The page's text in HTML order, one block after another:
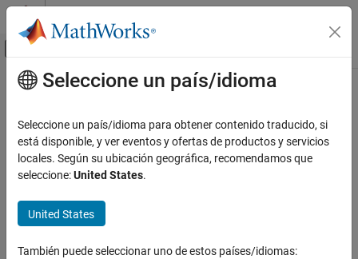
Saltar al contenido
Mostrar/ocultar menú de navegación
Inicio de Documentación
Contenido principal
How useful was this information?
Seleccione un país/idioma
Seleccione un país/idioma para obtener contenido traducido, si
está disponible, y ver eventos y ofertas de productos y servicios
locales. Según su ubicación geográfica, recomendamos que
seleccione:United States.
United States
También puede seleccionar uno de estos países/idiomas: